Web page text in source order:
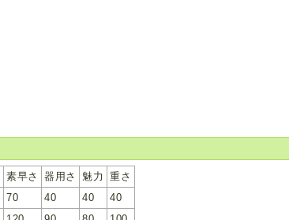
素早さ 器用さ 魅力
重さ
70 40 40
40